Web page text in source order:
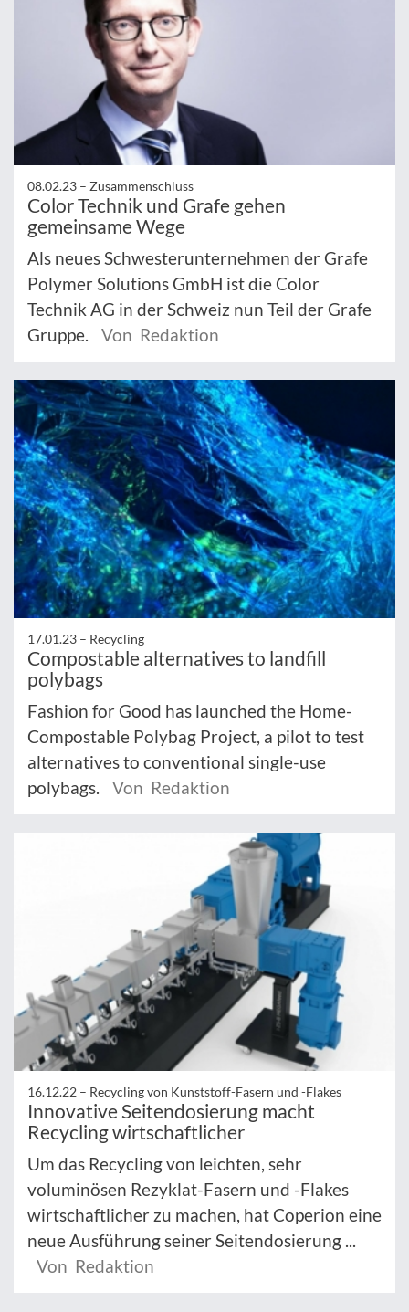
08.02.23 – Zusammenschluss
Color Technik und Grafe gehen
gemeinsame Wege
Als neues Schwesterunternehmen der Grafe
Polymer Solutions GmbH ist die Color
Technik AG in der Schweiz nun Teil der Grafe
Gruppe.
Von Redaktion
17.01.23 – Recycling
Compostable alternatives to landfill
polybags
Fashion for Good has launched the Home-
Compostable Polybag Project, a pilot to test
alternatives to conventional single-use
polybags.
Von Redaktion
16.12.22 – Recycling von Kunststoff-Fasern und -Flakes
Innovative Seitendosierung macht
Recycling wirtschaftlicher
Um das Recycling von leichten, sehr
voluminösen Rezyklat-Fasern und -Flakes
wirtschaftlicher zu machen, hat Coperion eine
neue Ausführung seiner Seitendosierung ...
Von Redaktion